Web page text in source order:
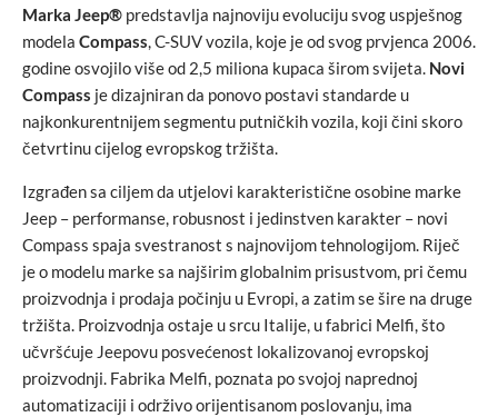
Marka Jeep® predstavlja najnoviju evoluciju svog uspješnog
modela Compass, C-SUV vozila, koje je od svog prvjenca 2006.
godine osvojilo više od 2,5 miliona kupaca širom svijeta. Novi
Compass je dizajniran da ponovo postavi standarde u
najkonkurentnijem segmentu putničkih vozila, koji čini skoro
četvrtinu cijelog evropskog tržišta.
Izgrađen sa ciljem da utjelovi karakteristične osobine marke
Jeep – performanse, robusnost i jedinstven karakter – novi
Compass spaja svestranost s najnovijom tehnologijom. Riječ
je o modelu marke sa najširim globalnim prisustvom, pri čemu
proizvodnja i prodaja počinju u Evropi, a zatim se šire na druge
tržišta. Proizvodnja ostaje u srcu Italije, u fabrici Melfi, što
učvršćuje Jeepovu posvećenost lokalizovanoj evropskoj
proizvodnji. Fabrika Melfi, poznata po svojoj naprednoj
automatizaciji i održivo orijentisanom poslovanju, ima